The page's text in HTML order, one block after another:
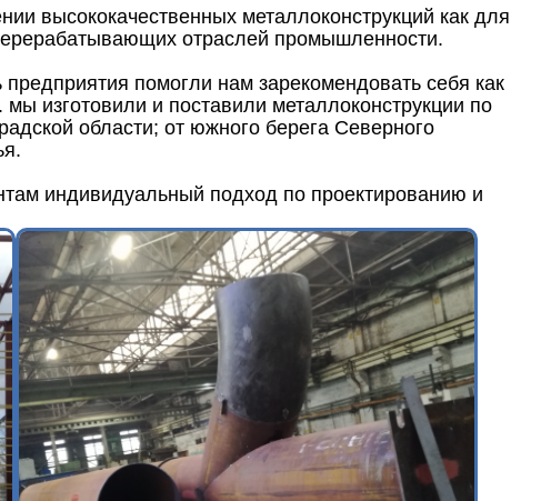
высококачественных металлоконструкций как для
отраслей промышленности.
помогли нам зарекомендовать себя как
изготовили и поставили металлоконструкции по
области; от южного берега Северного
индивидуальный подход по проектированию и